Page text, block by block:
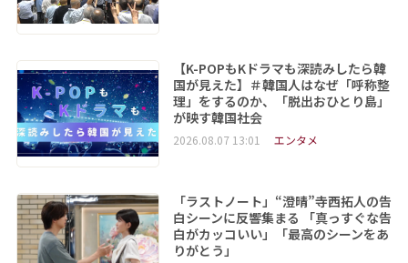
【K-POPもKドラマも深読みしたら韓
国が見えた】＃韓国人はなぜ「呼称整
理」をするのか、「脱出おひとり島」
が映す韓国社会
2026.08.07 13:01 エンタメ
「ラストノート」“澄晴”寺西拓人の告
白シーンに反響集まる 「真っすぐな告
白がカッコいい」「最高のシーンをあ
りがとう」